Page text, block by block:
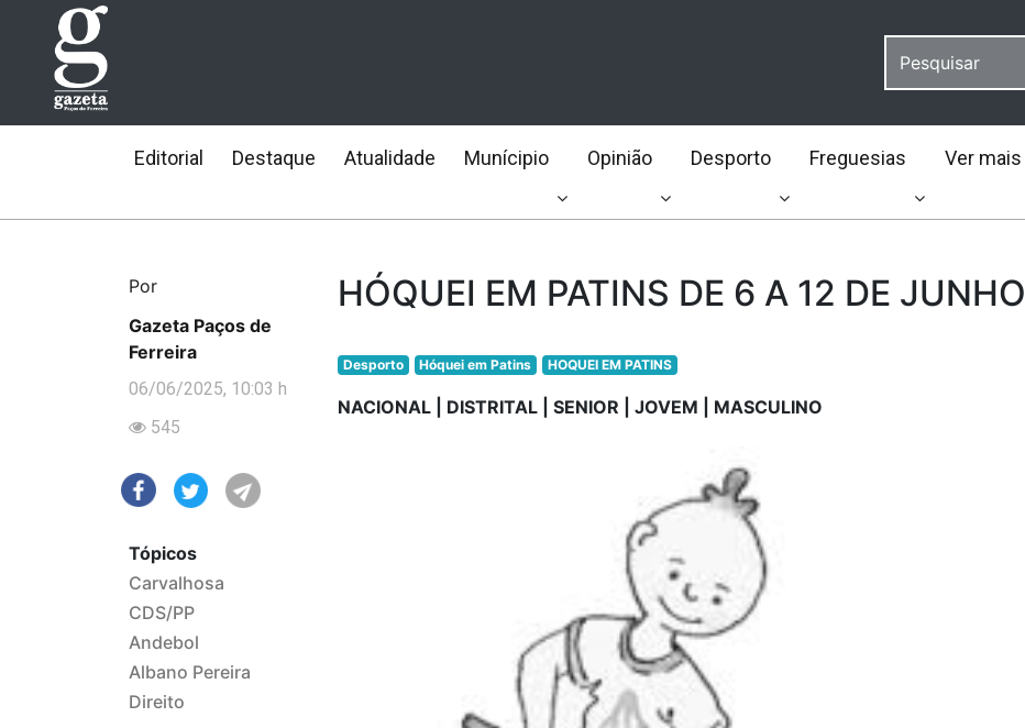
Editorial Destaque Atualidade Munícipio Opinião Desporto Freguesias Ver mais
Por
Gazeta Paços de
Ferreira
06/06/2025, 10:03 h
545
Tópicos
Carvalhosa
CDS/PP
Andebol
Albano Pereira
Direito
HÓQUEI EM PATINS DE 6 A 12 DE JUNHO
Desporto Hóquei em Patins HOQUEI EM PATINS
NACIONAL | DISTRITAL | SENIOR | JOVEM | MASCULINO